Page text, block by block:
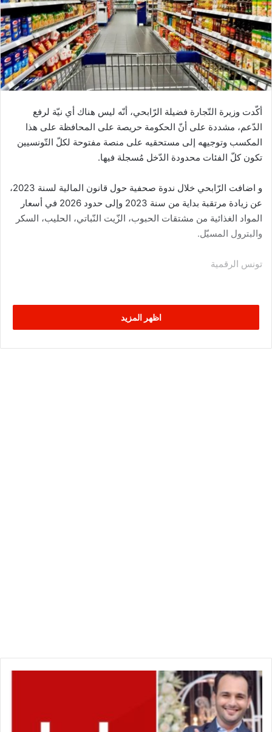
أكّدت وزيرة التّجارة فضيلة الرّابحي، أنّه ليس هناك أي نيّة لرفع
الدّعم، مشددة على أنّ الحكومة حريصة على المحافظة على هذا
المكسب وتوجيهه إلى مستحقيه على منصة مفتوحة لكلّ التّونسيين
تكون كلّ الفئات محدودة الدّخل مُسجلة فيها.
و اضافت الرّابحي خلال ندوة صحفية حول قانون المالية لسنة 2023،
عن زيادة مرتقبة بداية من سنة 2023 وإلى حدود 2026 في أسعار
المواد الغذائية من مشتقات الحبوب، الزّيت النّباتي، الحليب، السكر
والبترول المسيّل.
تونس الرقمية
اظهر المزيد
عدم
سماع
الدعوى
في
حق